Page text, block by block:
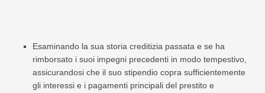
Esaminando la sua storia creditizia passata e se ha
rimborsato i suoi impegni precedenti in modo tempestivo,
assicurandosi che il suo stipendio copra sufficientemente
gli interessi e i pagamenti principali del prestito e